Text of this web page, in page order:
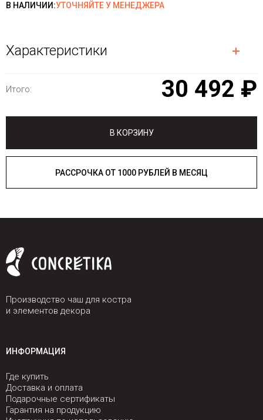
В НАЛИЧИИ:УТОЧНЯЙТЕ У МЕНЕДЖЕРА
Характеристики
Итого: 30 492 ₽
В КОРЗИНУ
РАССРОЧКА ОТ 1000 РУБЛЕЙ В МЕСЯЦ
Производство чаш для костра
и элементов декора
ИНФОРМАЦИЯ
Где купить
Доставка и оплата
Подарочные сертификаты
Гарантия на продукцию